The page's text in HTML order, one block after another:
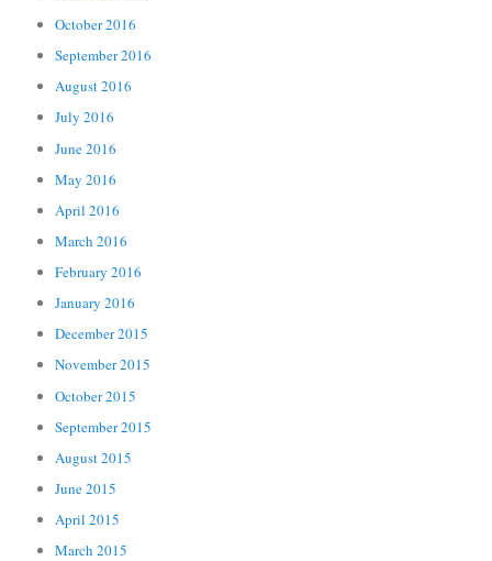
October 2016
September 2016
August 2016
July 2016
June 2016
May 2016
April 2016
March 2016
February 2016
January 2016
December 2015
November 2015
October 2015
September 2015
August 2015
June 2015
April 2015
March 2015